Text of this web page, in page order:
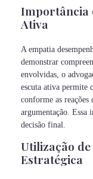
Importância
Ativa
A empatia
demonstrar
envolvidas, o
escuta ativa permite
conforme as
argumentação. Essa
decisão final.
Utilização
Estratégica